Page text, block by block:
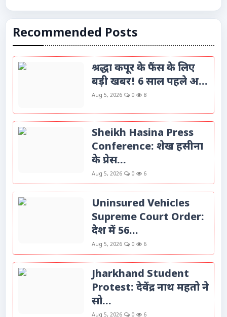
Recommended Posts
श्रद्धा कपूर के फैंस के लिए
बड़ी खबर! 6 साल पहले अ...
Aug 5, 2026 0 8
Sheikh Hasina Press
Conference: शेख हसीना
के प्रेस...
Aug 5, 2026 0 6
Uninsured Vehicles
Supreme Court Order:
देश में 56...
Aug 5, 2026 0 6
Jharkhand Student
Protest: देवेंद्र नाथ महतो ने
सो...
Aug 5, 2026 0 6